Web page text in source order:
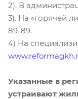
2). В
3). На «горячей
89-89.
4) На
Указанные в
устраивают